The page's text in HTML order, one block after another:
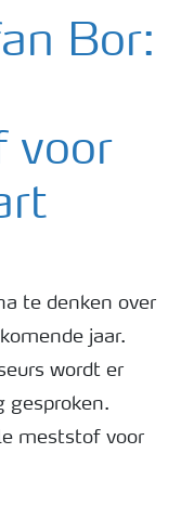
Bor:
voor
te denken over
jaar.
wordt er
gesproken.
meststof voor